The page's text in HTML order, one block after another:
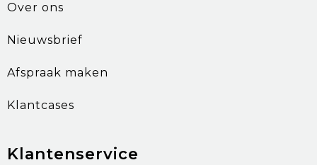
Over ons
Nieuwsbrief
Afspraak maken
Klantcases
Klantenservice